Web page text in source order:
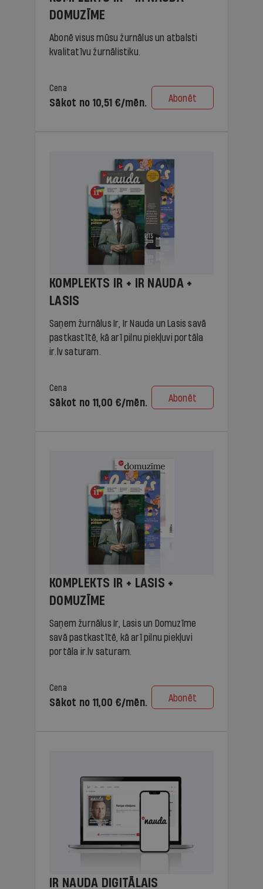
DOMUZĪME
Abonē visus mūsu žurnālus un atbalsti
kvalitatīvu žurnālistiku.
Cena
Sākot no 10,51 €/mēn. Abonēt
KOMPLEKTS IR + IR NAUDA +
LASIS
Saņem žurnālus Ir, Ir Nauda un Lasis savā
pastkastītē, kā arī pilnu piekļuvi portāla
ir.lv saturam.
Cena
Sākot no 11,00 €/mēn. Abonēt
KOMPLEKTS IR + LASIS +
DOMUZĪME
Saņem žurnālus Ir, Lasis un Domuzīme
savā pastkastītē, kā arī pilnu piekļuvi
portāla ir.lv saturam.
Cena
Sākot no 11,00 €/mēn. Abonēt
IR NAUDA DIGITĀLAIS